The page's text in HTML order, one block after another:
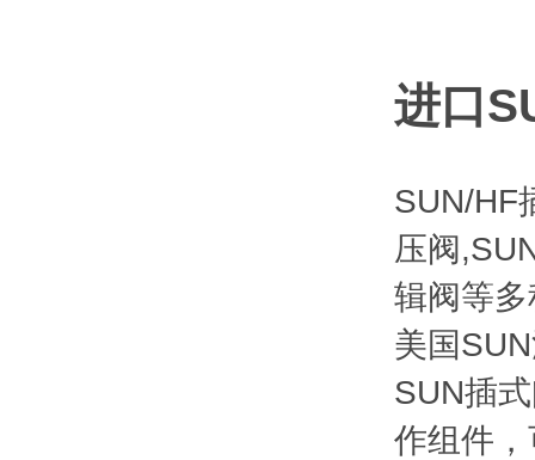
进口
SUN/HF
压阀
辑阀等
美国
SUN插
作组件